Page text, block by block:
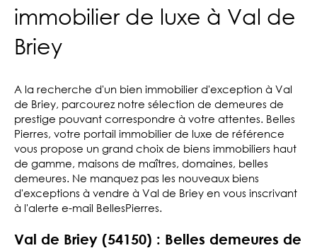
immobilier de luxe à Val de
Briey
A la recherche d'un bien immobilier d'exception à Val
de Briey, parcourez notre sélection de demeures de
prestige pouvant correspondre à votre attentes. Belles
Pierres, votre portail immobilier de luxe de référence
vous propose un grand choix de biens immobiliers haut
de gamme, maisons de maîtres, domaines, belles
demeures. Ne manquez pas les nouveaux biens
d'exceptions à vendre à Val de Briey en vous inscrivant
à l'alerte e-mail BellesPierres.
Val de Briey (54150) : Belles demeures de